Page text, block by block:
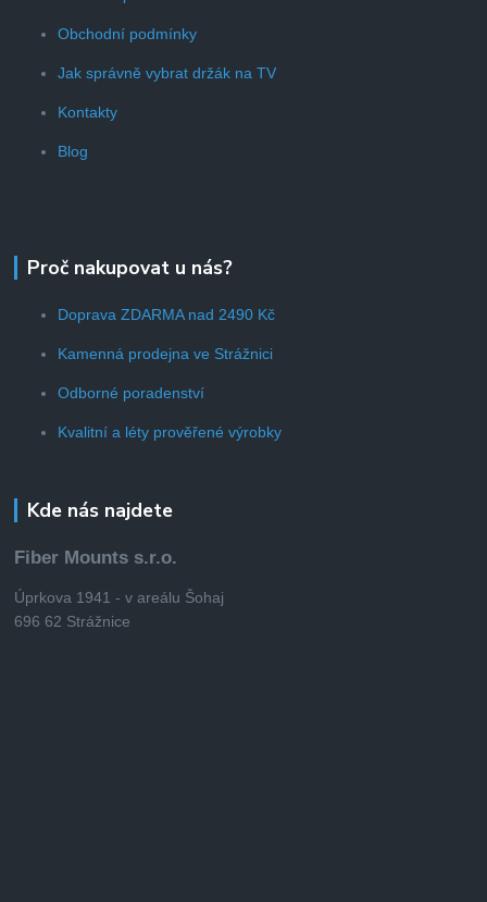
Obchodní podmínky
Jak správně vybrat držák na TV
Kontakty
Blog
Proč nakupovat u nás?
Doprava ZDARMA nad 2490 Kč
Kamenná prodejna ve Strážnici
Odborné poradenství
Kvalitní a léty prověřené výrobky
Kde nás najdete
Fiber Mounts s.r.o.
Úprkova 1941 - v areálu Šohaj
696 62 Strážnice